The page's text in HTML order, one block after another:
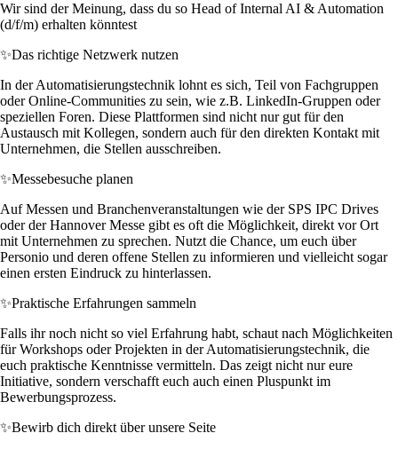
Wir sind der Meinung, dass du so Head of Internal AI & Automation
(d/f/m) erhalten könntest
✨Das richtige Netzwerk nutzen
In der Automatisierungstechnik lohnt es sich, Teil von Fachgruppen
oder Online-Communities zu sein, wie z.B. LinkedIn-Gruppen oder
speziellen Foren. Diese Plattformen sind nicht nur gut für den
Austausch mit Kollegen, sondern auch für den direkten Kontakt mit
Unternehmen, die Stellen ausschreiben.
✨Messebesuche planen
Auf Messen und Branchenveranstaltungen wie der SPS IPC Drives
oder der Hannover Messe gibt es oft die Möglichkeit, direkt vor Ort
mit Unternehmen zu sprechen. Nutzt die Chance, um euch über
Personio und deren offene Stellen zu informieren und vielleicht sogar
einen ersten Eindruck zu hinterlassen.
✨Praktische Erfahrungen sammeln
Falls ihr noch nicht so viel Erfahrung habt, schaut nach Möglichkeiten
für Workshops oder Projekten in der Automatisierungstechnik, die
euch praktische Kenntnisse vermitteln. Das zeigt nicht nur eure
Initiative, sondern verschafft euch auch einen Pluspunkt im
Bewerbungsprozess.
✨Bewirb dich direkt über unsere Seite